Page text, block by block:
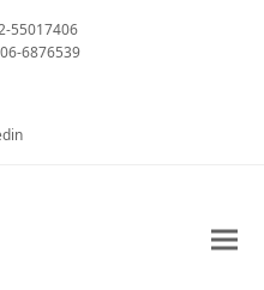
55017406
6876539